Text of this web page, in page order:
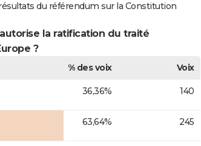
du référendum sur la Constitution
la ratification du traité
?
% des voix
Voix
36,36% 140
63,64% 245